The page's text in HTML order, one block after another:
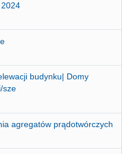
budynku| Domy
sze
agregatów prądotwórczych